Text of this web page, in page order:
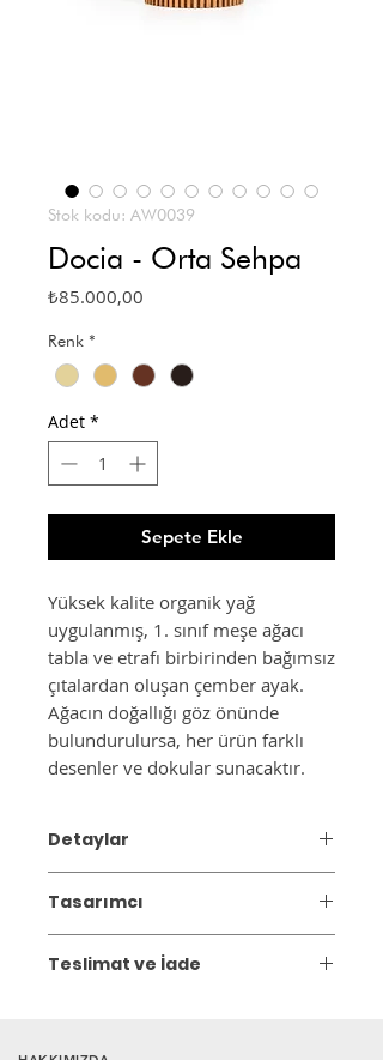
Stok kodu: AW0039
Docia - Orta Sehpa
₺85.000,00
Renk *
Adet *
Sepete Ekle
Yüksek kalite organik yağ
uygulanmış, 1. sınıf meşe ağacı
tabla ve etrafı birbirinden bağımsız
çıtalardan oluşan çember ayak.
Ağacın doğallığı göz önünde
bulundurulursa, her ürün farklı
desenler ve dokular sunacaktır.
Detaylar
Ürün Ebatı : 70x110x45 cm
Ahşap yüzey, su bazlı mat cila ile
kaplanarak çizilmelere ve lekelere karşı
Tasarımcı
Teslimat ve İade